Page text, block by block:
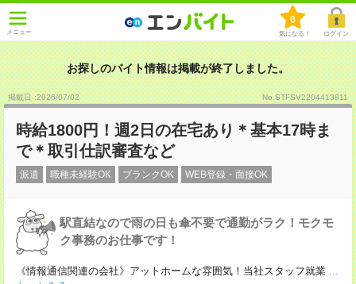
メニュー
0
気になる！ ログイン
お探しのバイト情報は掲載が終了しました。
掲載日 :2026/07/02 No.STFSV2204413811
時給1800円！週2日の在宅あり＊基本17時ま
で＊取引仕訳審査など
派遣 職種未経験OK ブランクOK WEB登録・面接OK
駅直結なので雨の日も傘不要で通勤がラク！モクモ
ク事務のお仕事です！
《情報通信関連の会社》アットホームな雰囲気！当社スタッフ就業 ...